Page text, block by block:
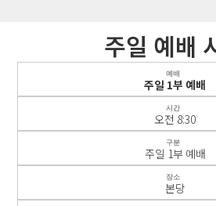
주일 예배
예배
주일 1부 예배
시간
오전 8:30
구분
주일 1부 예배
장소
본당